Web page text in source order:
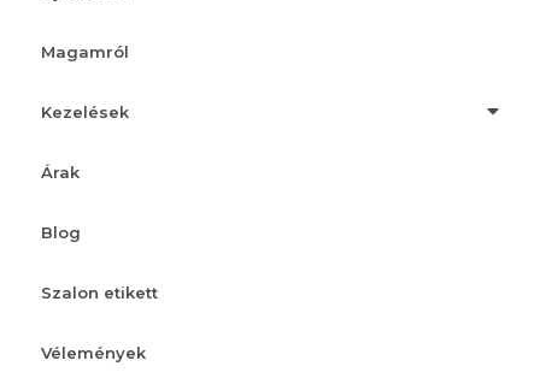
Magamról
Kezelések
Árak
Blog
Szalon etikett
Vélemények